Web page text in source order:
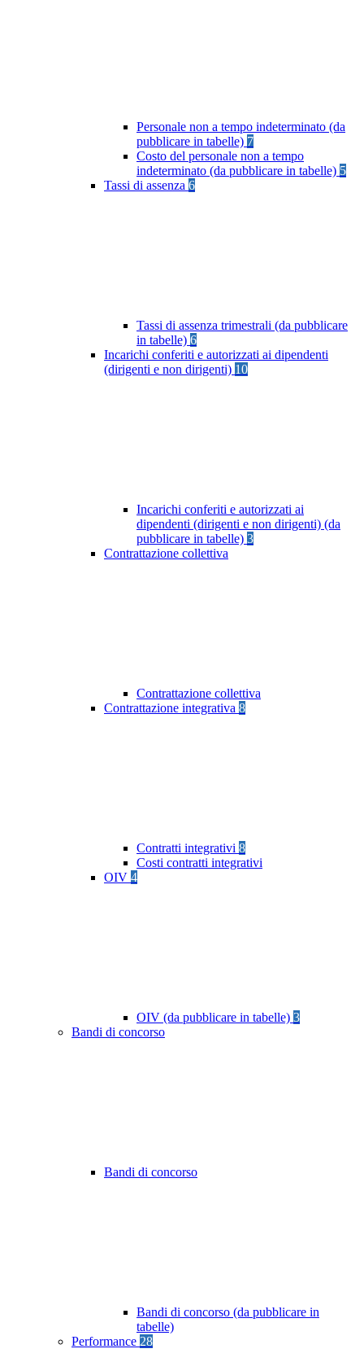
Personale non a tempo indeterminato (da
pubblicare in tabelle) 7
Costo del personale non a tempo
indeterminato (da pubblicare in tabelle) 5
Tassi di assenza 6
Tassi di assenza trimestrali (da pubblicare
in tabelle) 6
Incarichi conferiti e autorizzati ai dipendenti
(dirigenti e non dirigenti) 10
Incarichi conferiti e autorizzati ai
dipendenti (dirigenti e non dirigenti) (da
pubblicare in tabelle) 3
Contrattazione collettiva
Contrattazione collettiva
Contrattazione integrativa 8
Contratti integrativi 8
Costi contratti integrativi
OIV 4
OIV (da pubblicare in tabelle) 3
Bandi di concorso
Bandi di concorso
Bandi di concorso (da pubblicare in
tabelle)
Performance 28